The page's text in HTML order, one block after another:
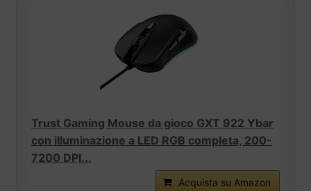
Trust Gaming Mouse da gioco GXT 922 Ybar
con illuminazione a LED RGB completa, 200-
7200 DPI...
Acquista su Amazon